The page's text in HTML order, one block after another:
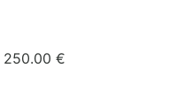
250.00 €